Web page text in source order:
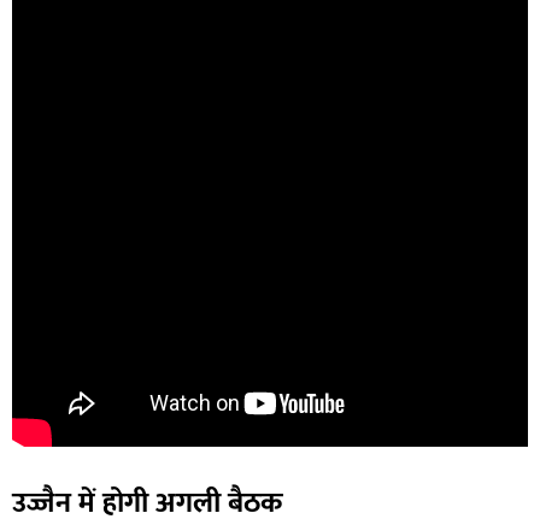
उज्जैन में होगी अगली बैठक